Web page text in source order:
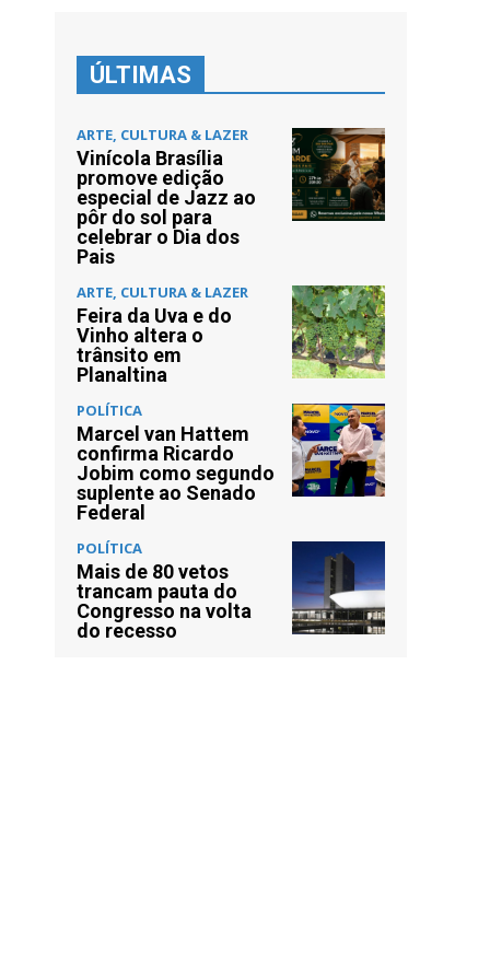
ÚLTIMAS
ARTE, CULTURA & LAZER
Vinícola Brasília
promove edição
especial de Jazz ao
pôr do sol para
celebrar o Dia dos
Pais
ARTE, CULTURA & LAZER
Feira da Uva e do
Vinho altera o
trânsito em
Planaltina
POLÍTICA
Marcel van Hattem
confirma Ricardo
Jobim como segundo
suplente ao Senado
Federal
POLÍTICA
Mais de 80 vetos
trancam pauta do
Congresso na volta
do recesso